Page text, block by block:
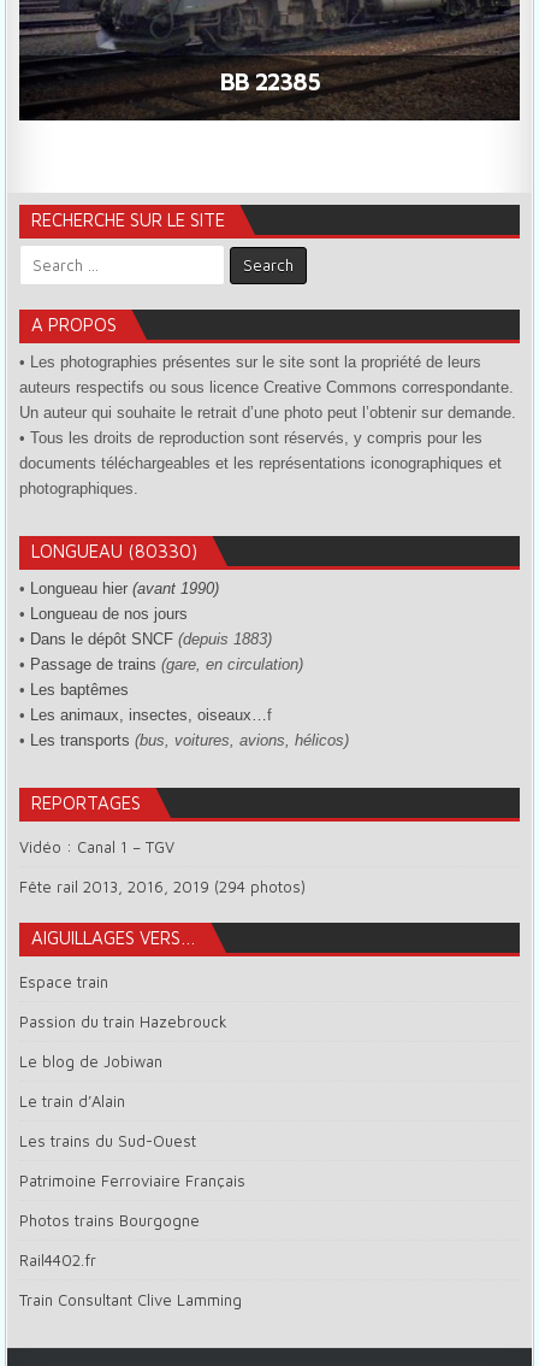
BB 22385
RECHERCHE SUR LE SITE
Search for:
A PROPOS
• Les photographies présentes sur le site sont la propriété de leurs
auteurs respectifs ou sous licence Creative Commons correspondante.
Un auteur qui souhaite le retrait d’une photo peut l’obtenir sur demande.
• Tous les droits de reproduction sont réservés, y compris pour les
documents téléchargeables et les représentations iconographiques et
photographiques.
LONGUEAU (80330)
• Longueau hier (avant 1990)
•
Longueau de nos jours
• Dans le dépôt SNCF (depuis 1883)
• Passage de trains (gare, en circulation)
•
Les baptêmes
•
Les animaux, insectes, oiseaux…f
•
Les transports (bus, voitures, avions, hélicos)
REPORTAGES
Vidéo : Canal 1 – TGV
Fête rail 2013, 2016, 2019 (294 photos)
AIGUILLAGES VERS…
Espace train
Passion du train Hazebrouck
Le blog de Jobiwan
Le train d’Alain
Les trains du Sud-Ouest
Patrimoine Ferroviaire Français
Photos trains Bourgogne
Rail4402.fr
Train Consultant Clive Lamming